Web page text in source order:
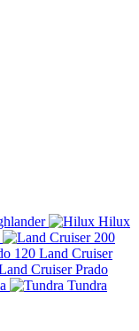
Hilux
Land Cruiser
Cruiser Prado
Tundra